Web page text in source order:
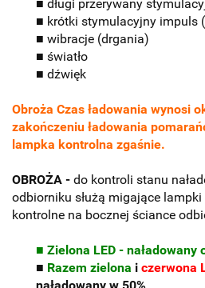
■ długi przerywany
■ krótki stymulacyjny impuls
■ wibracje (drgania)
■ światło
■ dźwięk
Obroża Czas ładowania wynosi
zakończeniu ładowania
lampka kontrolna zgaśnie.
OBROŻA - do kontroli stanu
odbiorniku służą migające lampki
kontrolne na bocznej ściance
■ Zielona LED - naładowany
■ Razem zielona i czerwona